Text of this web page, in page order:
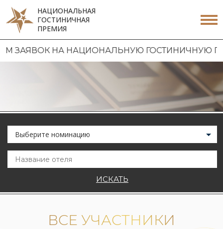
НАЦИОНАЛЬНАЯ
ГОСТИНИЧНАЯ
ПРЕМИЯ
НА НАЦИОНАЛЬНУЮ ГОСТИНИЧНУЮ ПРЕМИЮ
Выберите номинацию
ИСКАТЬ
ВСЕ УЧАСТНИКИ